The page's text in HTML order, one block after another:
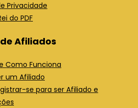
Privacidade
do PDF
Afiliados
Como Funciona
um Afiliado
se para ser Afiliado e